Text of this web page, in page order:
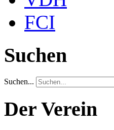
FCI
Suchen
Suchen...
Der Verein